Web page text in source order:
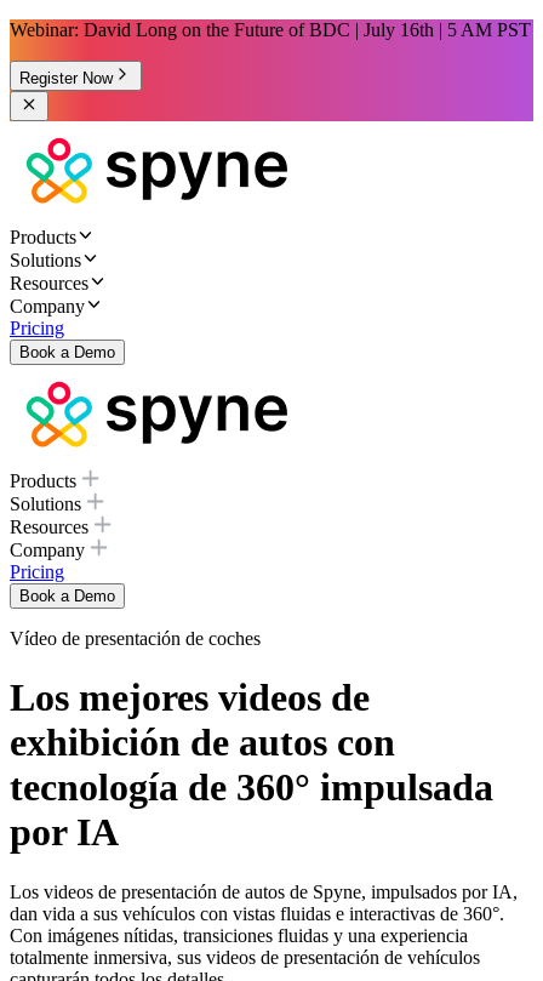
Webinar: David Long on the Future of BDC | July 16th | 5 AM PST
Register Now
Products
Solutions
Resources
Company
Pricing
Book a Demo
Products
Solutions
Resources
Company
Pricing
Book a Demo
Vídeo de presentación de coches
Los mejores videos de
exhibición de autos con
tecnología de 360° impulsada
por IA
Los videos de presentación de autos de Spyne, impulsados ​​por IA,
dan vida a sus vehículos con vistas fluidas e interactivas de 360°.
Con imágenes nítidas, transiciones fluidas y una experiencia
totalmente inmersiva, sus videos de presentación de vehículos